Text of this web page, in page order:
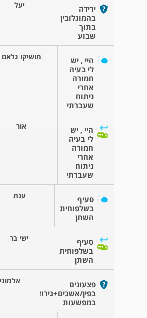
ירידה
בהמוגלובין
בתוך
שבוע
יעל
היי , יש
לי בעיה
חמורה
אחרי
ניתוח
שעברתי
מושיקו גלאם
היי , יש
לי בעיה
חמורה
אחרי
ניתוח
שעברתי
אור
סעיף
בשלפוחית
השתן
ענת
סעיף
בשלפוחית
השתן
ישי בר
פצעונים
בפין/אשכים+גירודים
במפשעות
אלמוני